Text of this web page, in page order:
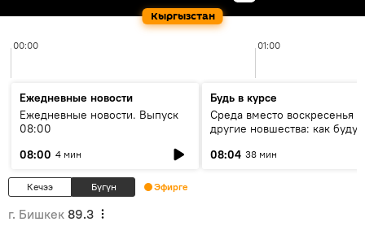
Кыргызстан
00:00 01:00
Ежедневные новости
Ежедневные новости. Выпуск
08:00
08:00 4 мин
Будь в курсе
Среда вместо воскресенья и
другие новшества: как будут
08:04 38 мин
Кечээ Бүгүн Эфирге
г. Бишкек 89.3